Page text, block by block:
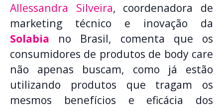
Allessandra Silveira, coordenadora de
marketing técnico e inovação da
Solabia no Brasil, comenta que os
consumidores de produtos de body care
não apenas buscam, como já estão
utilizando produtos que tragam os
mesmos benefícios e eficácia dos